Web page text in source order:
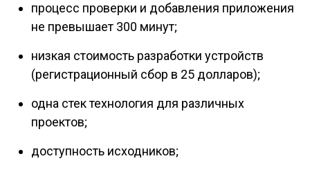
процесс проверки и добавления приложения
не превышает 300 минут;
низкая стоимость разработки устройств
(регистрационный сбор в 25 долларов);
одна стек технология для различных
проектов;
доступность исходников;